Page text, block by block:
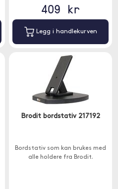
409 kr
Legg i handlekurven
Brodit bordstativ 217192
Bordstativ som kan brukes med
alle holdere fra Brodit.